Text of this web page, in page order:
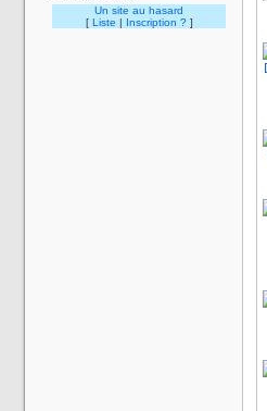
Un site au hasard
[ Liste | Inscription ? ]